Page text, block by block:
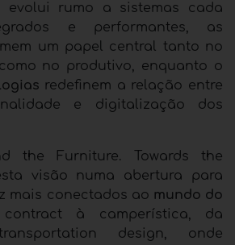
evolui rumo a sistemas cada
e performantes, as
um papel central tanto no
no produtivo, enquanto o
redefinem a relação entre
e digitalização dos
the Furniture. Towards the
visão numa abertura para
mais conectados ao mundo do
à camperística, da
design, onde